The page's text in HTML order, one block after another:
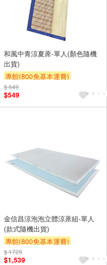
和風中青涼夏蓆-單人(顏色隨機
出貨)
專館(800免基本運費)
滿額9折
$ 649
$549
金信昌涼泡泡立體涼蓆組-單人
(款式隨機出貨)
專館(800免基本運費)
滿額9折
$ 1729
$1,539